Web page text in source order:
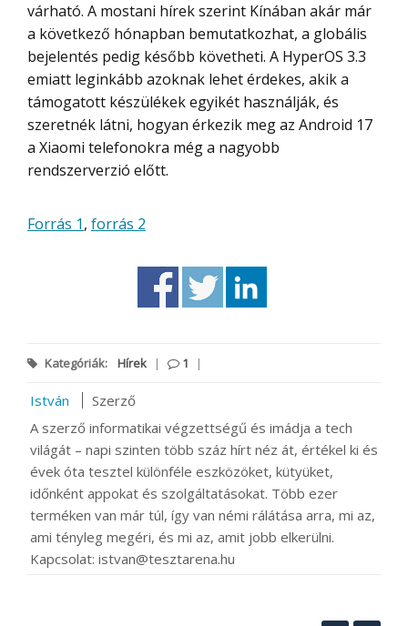
várható. A mostani hírek szerint Kínában akár már
a következő hónapban bemutatkozhat, a globális
bejelentés pedig később követheti. A HyperOS 3.3
emiatt leginkább azoknak lehet érdekes, akik a
támogatott készülékek egyikét használják, és
szeretnék látni, hogyan érkezik meg az Android 17
a Xiaomi telefonokra még a nagyobb
rendszerverzió előtt.
Forrás 1, forrás 2
Kategóriák: Hírek | 1 |
István
Szerző
A szerző informatikai végzettségű és imádja a tech
világát – napi szinten több száz hírt néz át, értékel ki és
évek óta tesztel különféle eszközöket, kütyüket,
időnként appokat és szolgáltatásokat. Több ezer
terméken van már túl, így van némi rálátása arra, mi az,
ami tényleg megéri, és mi az, amit jobb elkerülni.
Kapcsolat: istvan@tesztarena.hu